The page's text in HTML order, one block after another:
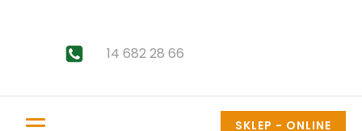
14 682 28 66
SKLEP - ONLINE